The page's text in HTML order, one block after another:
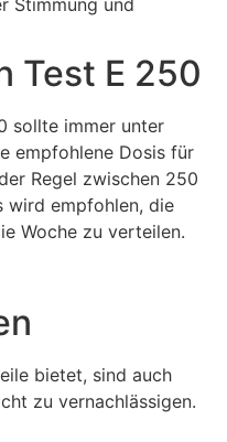
Test E 250
sollte immer unter
empfohlene Dosis für
Regel zwischen 250
wird empfohlen, die
Woche zu verteilen.
bietet, sind auch
zu vernachlässigen.